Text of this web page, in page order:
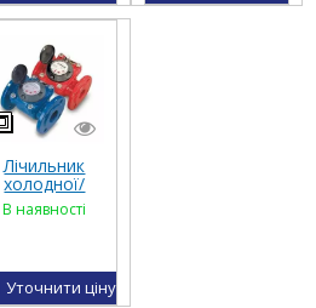
Лічильник
холодної/
гарячої води
MWN Dn 40 -
В наявності
Уточнити ціну